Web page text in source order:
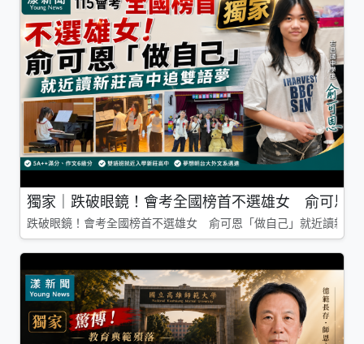
獨家｜跌破眼鏡！會考全國榜首不選雄女 俞可恩
跌破眼鏡！會考全國榜首不選雄女 俞可恩「做自己」就近讀新莊